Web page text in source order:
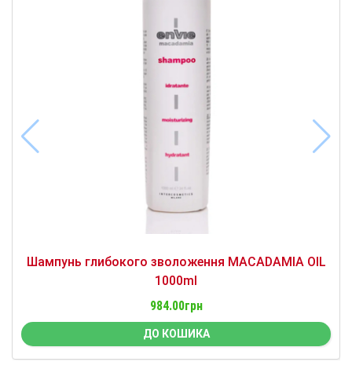
Шампунь глибокого зволоження MACADAMIA OIL
1000ml
984.00грн
ДО КОШИКА